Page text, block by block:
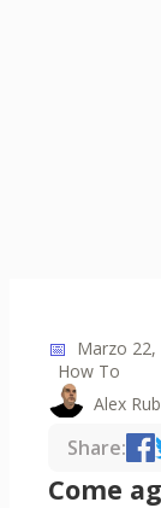
📅 Marzo 22,
How To
Alex
Share:
Come